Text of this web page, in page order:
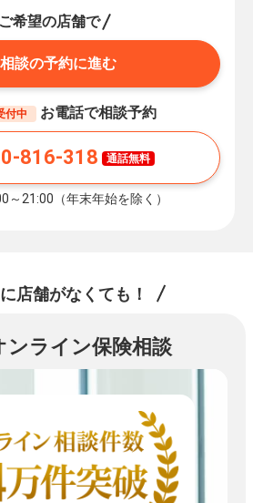
ご希望の店舗で
談の予約に進む
付中 お電話で相談予約
816-318 通話無料
～21:00（年末年始を除く）
店舗がなくても！
ンライン保険相談